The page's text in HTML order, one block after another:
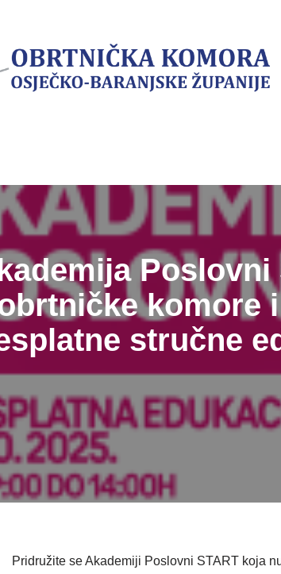
Poslovni
komore
stručne
Pridružite se Akademiji Poslovni START koja